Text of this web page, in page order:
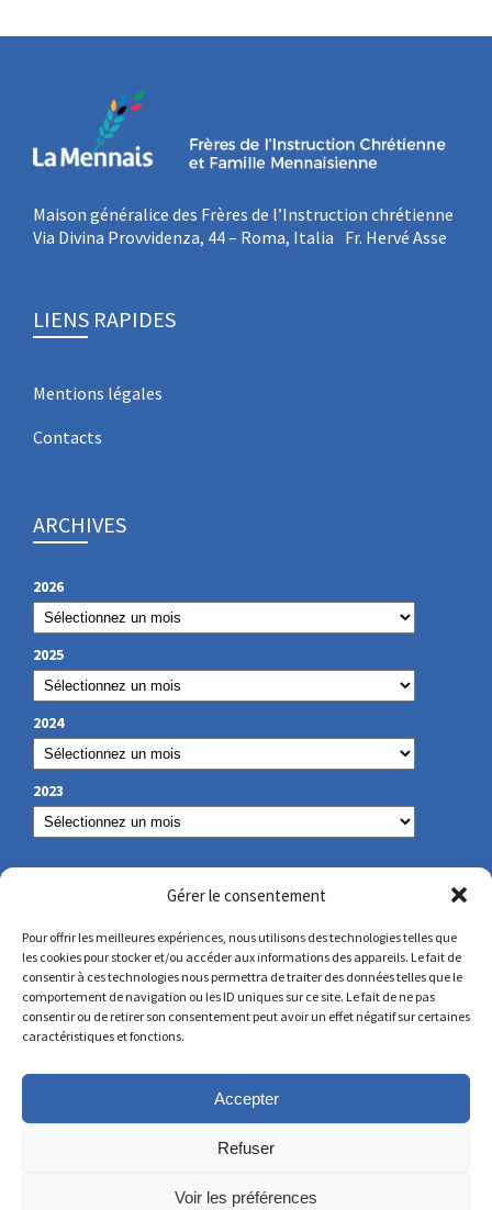
Gérer le consentement
Pour offrir les meilleures expériences, nous utilisons des technologies telles que
les cookies pour stocker et/ou accéder aux informations des appareils. Le fait de
consentir à ces technologies nous permettra de traiter des données telles que le
comportement de navigation ou les ID uniques sur ce site. Le fait de ne pas
consentir ou de retirer son consentement peut avoir un effet négatif sur certaines
caractéristiques et fonctions.
Accepter
Refuser
Voir les préférences
Maison généralice des Frères de l’Instruction chrétienne
Via Divina Provvidenza, 44 – Roma, Italia Fr. Hervé Asse
LIENS RAPIDES
Mentions légales
Contacts
ARCHIVES
2026
2025
2024
2023
NOS COORDONNÉES
secretariat@lamennais.org
protectionenfance@lamennais.org
© Copyright 2023 – Tous droits réservés – Réalisé